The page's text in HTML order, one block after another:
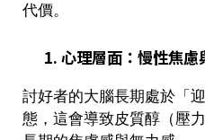
代價。
1. 心理層面：慢性焦慮
討好者的大腦長期處於「
態，這會導致皮質醇（壓